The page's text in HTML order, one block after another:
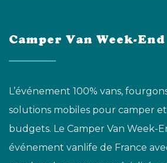
Camper Van Week-End
L’événement 100% vans,
solutions mobiles pour camper
budgets. Le Camper Van Week-
événement vanlife de France